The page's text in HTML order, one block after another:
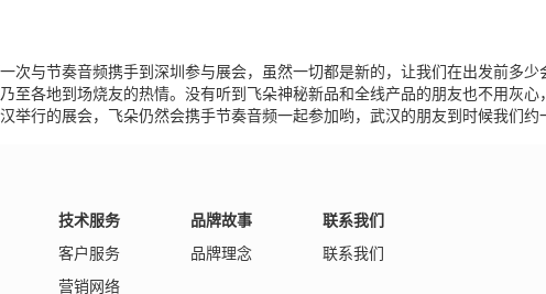
次与节奏音频携手到深圳参与展会，虽然一切都是新的，让我们在出发前多
至各地到场烧友的热情。没有听到飞朵神秘新品和全线产品的朋友也不用灰
举行的展会，飞朵仍然会携手节奏音频一起参加哟，武汉的朋友到时候我们约
技术服务
客户服务
营销网络
品牌故事
品牌理念
联系我们
联系我们